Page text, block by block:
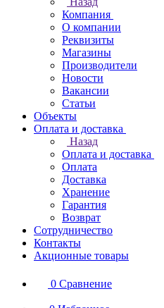
Компания
О компании
Реквизиты
Магазины
Производители
Новости
Вакансии
Статьи
Объекты
Оплата и доставка
Назад
Оплата и доставка
Оплата
Доставка
Хранение
Гарантия
Возврат
Сотрудничество
Контакты
Акционные товары
0 Сравнение